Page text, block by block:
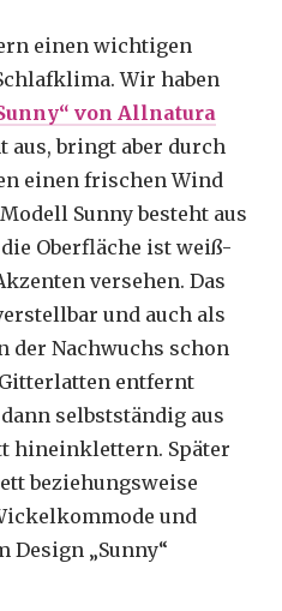
einen wichtigen
Wir haben
von Allnatura
aus, bringt aber durch
einen frischen Wind
Sunny besteht aus
Oberfläche ist weiß-
versehen. Das
und auch als
der Nachwuchs schon
entfernt
selbstständig aus
hineinklettern. Später
beziehungsweise
und
Design „Sunny“